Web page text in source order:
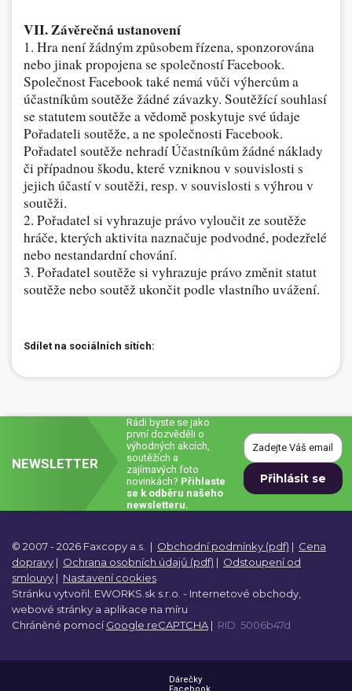
VII. Závěrečná ustanovení
1. Hra není žádným způsobem řízena, sponzorována
nebo jinak propojena se společností Facebook.
Společnost Facebook také nemá vůči výhercům a
účastníkům soutěže žádné závazky. Soutěžící souhlasí
se statutem soutěže a vědomě poskytuje své údaje
Pořadateli soutěže, a ne společnosti Facebook.
Pořadatel soutěže nehradí Účastníkům žádné náklady
či případnou škodu, které vzniknou v souvislosti s
jejich účastí v soutěži, resp. v souvislosti s výhrou v
soutěži.
2. Pořadatel si vyhrazuje právo vyloučit ze soutěže
hráče, kterých aktivita naznačuje podvodné, podezřelé
nebo nestandardní chování.
3. Pořadatel soutěže si vyhrazuje právo změnit statut
soutěže nebo soutěž ukončit podle vlastního uvážení.
Sdílet na sociálních sítích:
NEWSLETTER
Rádi byste se jako
první dozvěděli o
výhodných akcích,
soutěžích a
zajímavých foto
novinkách? Přihlaste
se k odběru našeho
newsletteru.
© 2007 - 2026 Faxcopy a.s. | Obchodní podmínky (pdf) | Cena
dopravy | Ochrana osobních údajů (pdf) | Odstoupení od
smlouvy | Nastavení cookies
Stránku vytvořil: EWORKS.sk s.r.o. - Internetové obchody,
webové stránky a aplikace na míru
Chráněné pomocíGoogle reCAPTCHA | RID: 5006b47d
Dárečky